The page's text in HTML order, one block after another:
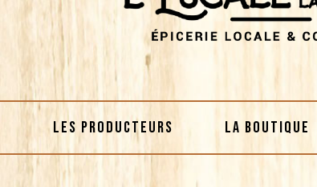
LES PRODUCTEURS LA BOUTIQUE